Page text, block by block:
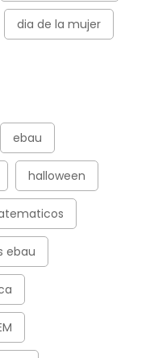
dia de la mujer
ebau
halloween
ebau